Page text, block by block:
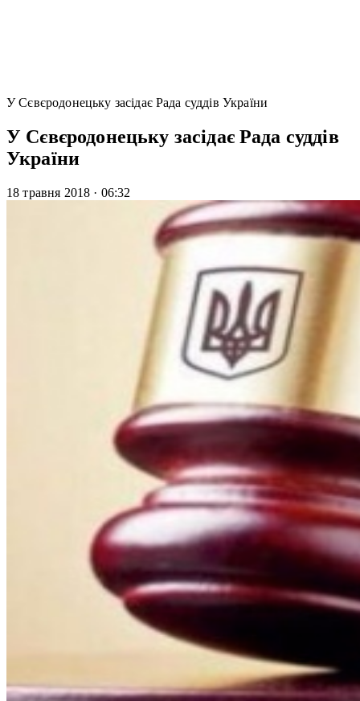
У Сєвєродонецьку засідає Рада суддів України
У Сєвєродонецьку засідає Рада суддів
України
18 травня 2018 · 06:32